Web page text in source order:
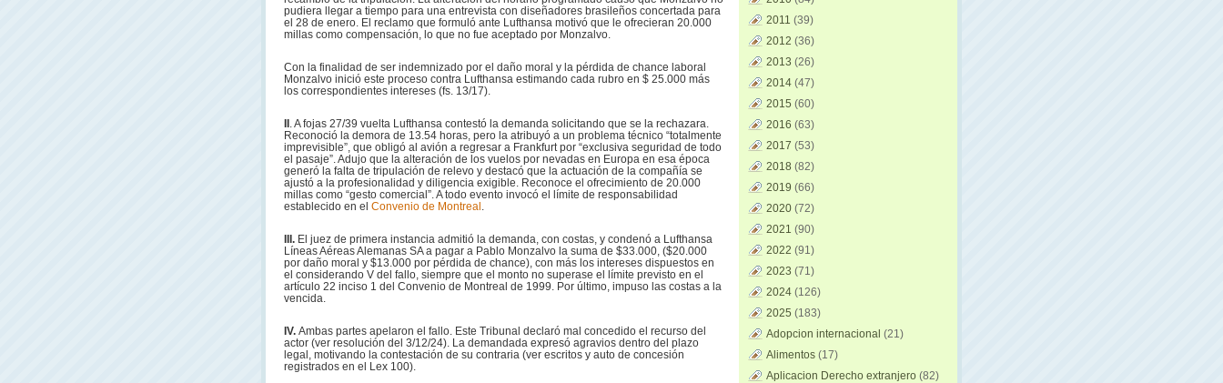
pudiera llegar a tiempo para una entrevista con diseñadores brasileños concertada para
el 28 de enero. El reclamo que formuló ante Lufthansa motivó que le ofrecieran 20.000
millas como compensación, lo que no fue aceptado por Monzalvo.
Con la finalidad de ser indemnizado por el daño moral y la pérdida de chance laboral
Monzalvo inició este proceso contra Lufthansa estimando cada rubro en $ 25.000 más
los correspondientes intereses (fs. 13/17).
. A fojas 27/39 vuelta Lufthansa contestó la demanda solicitando que se la rechazara.
Reconoció la demora de 13.54 horas, pero la atribuyó a un problema técnico “totalmente
imprevisible”, que obligó al avión a regresar a Frankfurt por “exclusiva seguridad de todo
el pasaje”. Adujo que la alteración de los vuelos por nevadas en Europa en esa época
generó la falta de tripulación de relevo y destacó que la actuación de la compañía se
ajustó a la profesionalidad y diligencia exigible. Reconoce el ofrecimiento de 20.000
millas como “gesto comercial”. A todo evento invocó el límite de responsabilidad
establecido en el Convenio de Montreal .
III. El juez de primera instancia admitió la demanda, con costas, y condenó a Lufthansa
Líneas Aéreas Alemanas SA a pagar a Pablo Monzalvo la suma de $33.000, ($20.000
por daño moral y $13.000 por pérdida de chance), con más los intereses dispuestos en
el considerando V del fallo, siempre que el monto no superase el límite previsto en el
artículo 22 inciso 1 del Convenio de Montreal de 1999. Por último, impuso las costas a la
vencida.
IV. Ambas partes apelaron el fallo. Este Tribunal declaró mal concedido el recurso del
actor (ver resolución del 3/12/24). La demandada expresó agravios dentro del plazo
legal, motivando la contestación de su contraria (ver escritos y auto de concesión
registrados en el Lex 100).
2011 (39)
2012 (36)
2013 (26)
2014 (47)
2015 (60)
2016 (63)
2017 (53)
2018 (82)
2019 (66)
2020 (72)
2021 (90)
2022 (91)
2023 (71)
2024 (126)
2025 (183)
Adopcion internacional (21)
Alimentos (17)
Aplicacion Derecho extranjero (82)